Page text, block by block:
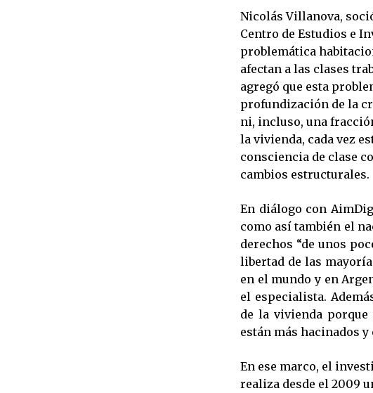
Nicolás Villanova,
Centro de Estudios e
problemática
afectan a las clases
agregó que esta
profundización de la
ni, incluso, una
la vivienda, cada vez
consciencia de clase
cambios estructurales.
En diálogo con
como así también el
derechos “de unos
libertad de las
en el mundo y en
el especialista.
de la vivienda
están más hacinados
En ese marco, el
realiza desde el 2009